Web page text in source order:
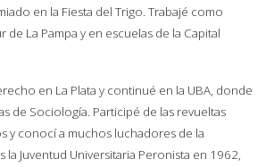
en la Fiesta del Trigo. Trabajé como
de La Pampa y en escuelas de la Capital
en La Plata y continué en la UBA, donde
de Sociología. Participé de las revueltas
y conocí a muchos luchadores de la
la Juventud Universitaria Peronista en 1962,